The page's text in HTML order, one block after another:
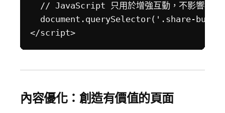
// JavaScript 只用於增強互動，不影響核心
document.querySelector('.share-
內容優化：創造有價值的頁面